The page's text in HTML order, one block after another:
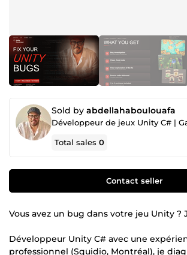
Sold by abdellahaboulouafa
Total sales0
Contact seller
Vous avez un bug dans votre jeu Unity ?
Développeur Unity C# avec une
professionnel (Squidio, Montréal), je